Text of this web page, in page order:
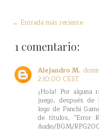
← Entrada más reciente
1 comentario:
Alejandro M.
2:10:00 CEST
¡Hola! Por alguna
juego, después de
logo de Panchi
de títulos, "Error
Audio/BGM/